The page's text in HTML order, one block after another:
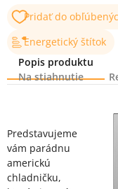
Pridať do
Energetický štítok
Popis produktu
Na stiahnutie
Predstavujeme
vám parádnu
americkú
chladničku,